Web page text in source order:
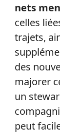
nets
celles
trajets,
des
majorer
un
peut